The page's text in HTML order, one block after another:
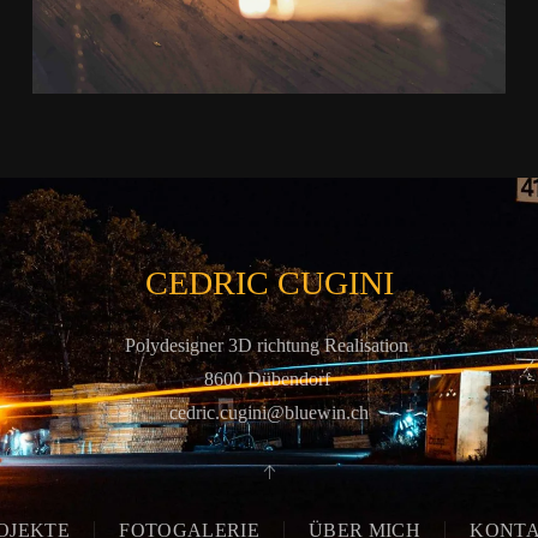
CEDRIC CUGINI
Polydesigner 3D richtung Realisation
8600 Dübendorf
cedric.cugini@bluewin.ch
FOTOGALERIE ÜBER MICH